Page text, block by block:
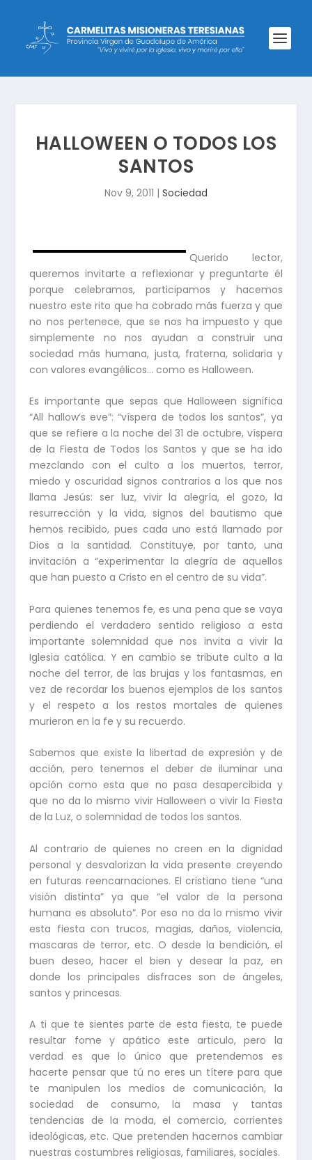
HALLOWEEN O TODOS LOS
SANTOS
Nov 9, 2011 | Sociedad
Querido lector,
queremos invitarte a reflexionar y preguntarte él
porque celebramos, participamos y hacemos
nuestro este rito que ha cobrado más fuerza y que
no nos pertenece, que se nos ha impuesto y que
simplemente no nos ayudan a construir una
sociedad más humana, justa, fraterna, solidaria y
con valores evangélicos… como es Halloween.
Es importante que sepas que Halloween significa
“All hallow’s eve”: “víspera de todos los santos”, ya
que se refiere a la noche del 31 de octubre, víspera
de la Fiesta de Todos los Santos y que se ha ido
mezclando con el culto a los muertos, terror,
miedo y oscuridad signos contrarios a los que nos
llama Jesús: ser luz, vivir la alegría, el gozo, la
resurrección y la vida, signos del bautismo que
hemos recibido, pues cada uno está llamado por
Dios a la santidad. Constituye, por tanto, una
invitación a “experimentar la alegría de aquellos
que han puesto a Cristo en el centro de su vida”.
Para quienes tenemos fe, es una pena que se vaya
perdiendo el verdadero sentido religioso a esta
importante solemnidad que nos invita a vivir la
Iglesia católica. Y en cambio se tribute culto a la
noche del terror, de las brujas y los fantasmas, en
vez de recordar los buenos ejemplos de los santos
y el respeto a los restos mortales de quienes
murieron en la fe y su recuerdo.
Sabemos que existe la libertad de expresión y de
acción, pero tenemos el deber de iluminar una
opción como esta que no pasa desapercibida y
que no da lo mismo vivir Halloween o vivir la Fiesta
de la Luz, o solemnidad de todos los santos.
Al contrario de quienes no creen en la dignidad
personal y desvalorizan la vida presente creyendo
en futuras reencarnaciones. El cristiano tiene “una
visión distinta” ya que “el valor de la persona
humana es absoluto”. Por eso no da lo mismo vivir
esta fiesta con trucos, magias, daños, violencia,
mascaras de terror, etc. O desde la bendición, el
buen deseo, hacer el bien y desear la paz, en
donde los principales disfraces son de ángeles,
santos y princesas.
A ti que te sientes parte de esta fiesta, te puede
resultar fome y apático este articulo, pero la
verdad es que lo único que pretendemos es
hacerte pensar que tú no eres un títere para que
te manipulen los medios de comunicación, la
sociedad de consumo, la masa y tantas
tendencias de la moda, el comercio, corrientes
ideológicas, etc. Que pretenden hacernos cambiar
nuestras costumbres religiosas, familiares, sociales.